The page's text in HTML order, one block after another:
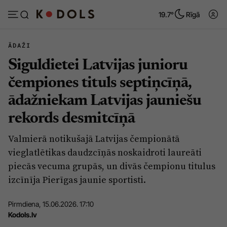
19.7° Rīgā
Abonēt Pieslēgties
Ziņas
Politika
Pašvaldības
Izglītība
Veselība
Ģimene
Vide
Tēmas
Viedokļi
Dzīve un ticība
Ekonomika
Krimināli
ĀDAŽI
Siguldietei Latvijas junioru
čempiones tituls septiņcīņā,
ādažniekam Latvijas jauniešu
rekords desmitcīņā
Valmierā notikušajā Latvijas čempionātā
vieglatlētikas daudzcīņās noskaidroti laureāti
piecās vecuma grupās, un divās čempionu titulus
izcīnīja Pierīgas jaunie sportisti.
Pirmdiena, 15.06.2026. 17:10
Kodols.lv